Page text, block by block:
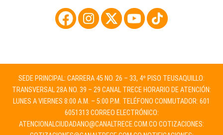
SEDE PRINCIPAL: CARRERA 45 NO. 26 – 33, 4º PISO TEUSAQUILLO:
TRANSVERSAL 28A NO. 39 – 29 CANAL TRECE HORARIO DE ATENCIÓN:
LUNES A VIERNES 8:00 A.M. – 5:00 P.M. TELÉFONO CONMUTADOR: 601
6051313 CORREO ELECTRÓNICO:
ATENCIONALCIUDADANO@CANALTRECE.COM.CO COTIZACIONES: